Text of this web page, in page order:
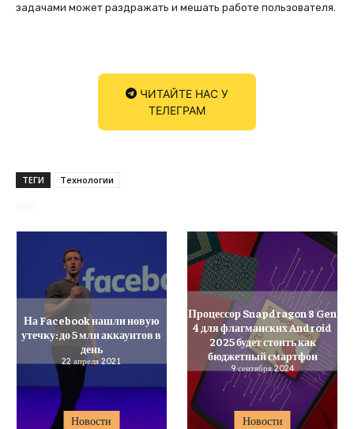
задачами может раздражать и мешать работе пользователя.
ЧИТАЙТЕ НАС У
ТЕЛЕГРАМ
ТЕГИ Технологии
Новости
На Facebook нашли новую
утечку: до 5 млн аккаунтов в
день
22 апреля 2021
Новости
Процессор Snapdragon 8 Gen
4 для флагманских Android
2025 будет стоить как
бюджетный смартфон
9 сентября 2024